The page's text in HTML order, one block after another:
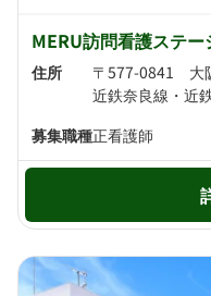
MERU訪問看護ステー
住所
〒577-0841 大
募集職種正看護師